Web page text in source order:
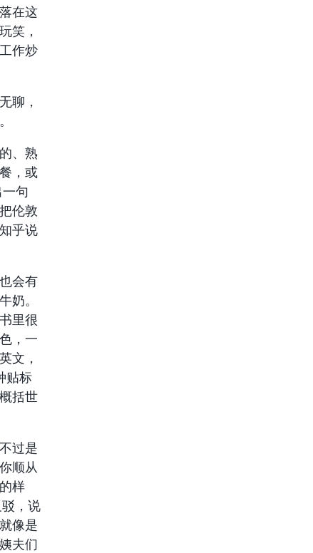
在这
笑，
作炒
聊，
、熟
，或
句
伦敦
乎说
会有
奶。
里很
，一
文，
贴标
括世
过是
顺从
样
，说
像是
夫们